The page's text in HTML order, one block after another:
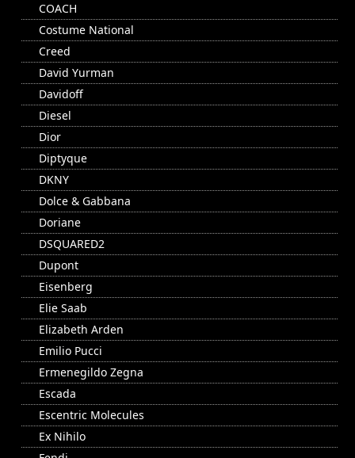
COACH
Costume National
Creed
David Yurman
Davidoff
Diesel
Dior
Diptyque
DKNY
Dolce & Gabbana
Doriane
DSQUARED2
Dupont
Eisenberg
Elie Saab
Elizabeth Arden
Emilio Pucci
Ermenegildo Zegna
Escada
Escentric Molecules
Ex Nihilo